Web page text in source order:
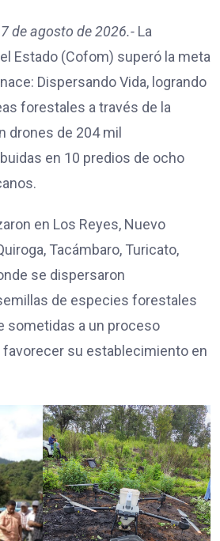
de agosto de 2026.- La
Estado (Cofom) superó la meta
Dispersando Vida, logrando
forestales a través de la
drones de 204 mil
en 10 predios de ocho
en Los Reyes, Nuevo
Tacámbaro, Turicato,
se dispersaron
de especies forestales
sometidas a un proceso
favorecer su establecimiento en